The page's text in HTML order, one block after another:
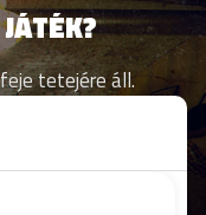
tetejére áll.
használni az
Minden
az, hogy olvass